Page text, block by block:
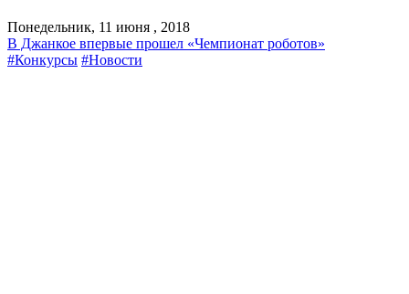
Понедельник, 11 июня , 2018
В Джанкое впервые прошел «Чемпионат роботов»
#Конкурсы #Новости